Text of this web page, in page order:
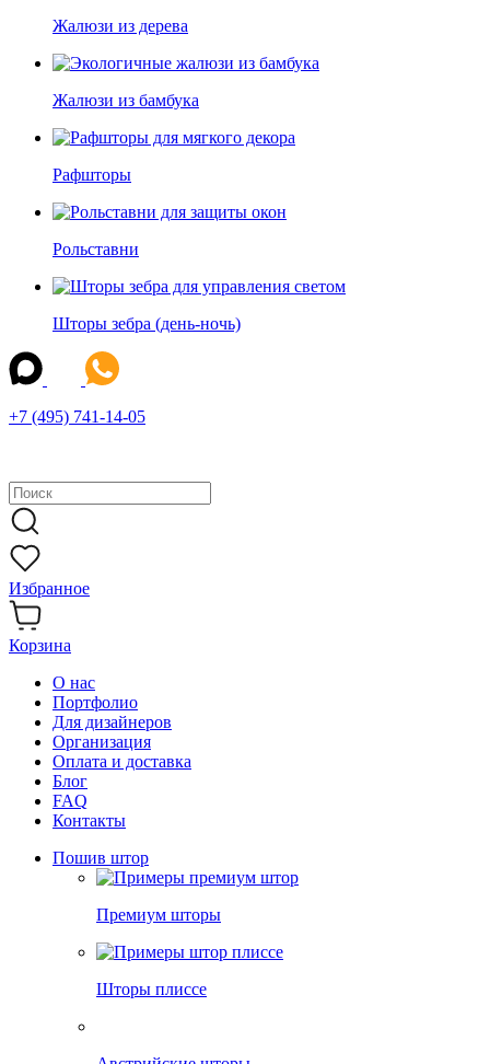
Жалюзи из дерева
Жалюзи из бамбука
Рафшторы
Рольставни
Шторы зебра (день-ночь)
+7 (495) 741-14-05
Избранное
Корзина
О нас
Портфолио
Для дизайнеров
Организация
Оплата и доставка
Блог
FAQ
Контакты
Пошив штор
Премиум шторы
Шторы плиссе